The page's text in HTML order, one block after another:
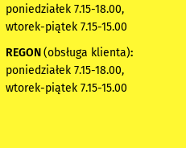
poniedziałek 7.15-18.00,
wtorek-piątek 7.15-15.00
REGON(obsługa klienta):
poniedziałek 7.15-18.00,
wtorek-piątek 7.15-15.00